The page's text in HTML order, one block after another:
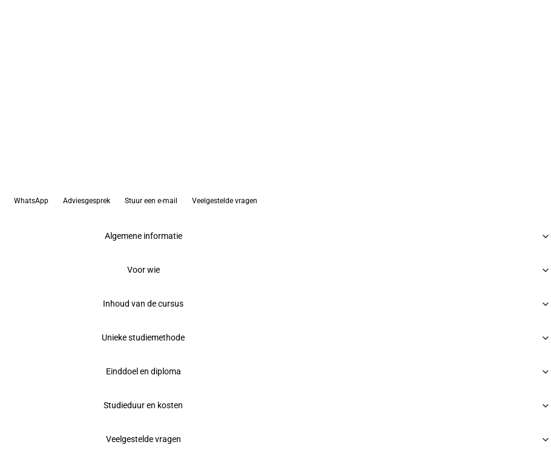
WhatsApp Adviesgesprek Stuur een e-mail Veelgestelde vragen
Algemene informatie
Voor wie
Inhoud van de cursus
Unieke studiemethode
Einddoel en diploma
Studieduur en kosten
Veelgestelde vragen